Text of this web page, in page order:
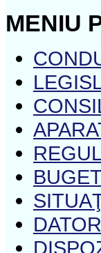
MENIU